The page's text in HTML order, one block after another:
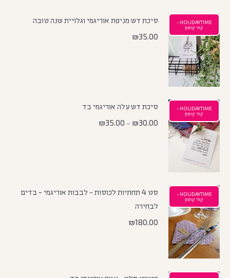
HOLIDAYTIME -
קוד קופון
סיכת דש מניפת אוריגמי וגלויית שנה טובה
₪35.00
HOLIDAYTIME -
קוד קופון
סיכת דש עלה אוריגמי בד
₪30.00
–
₪35.00
HOLIDAYTIME -
קוד קופון
סט 4 תחתיות לכוסות - לבבות אוריגמי - בדים
לבחירה
₪180.00